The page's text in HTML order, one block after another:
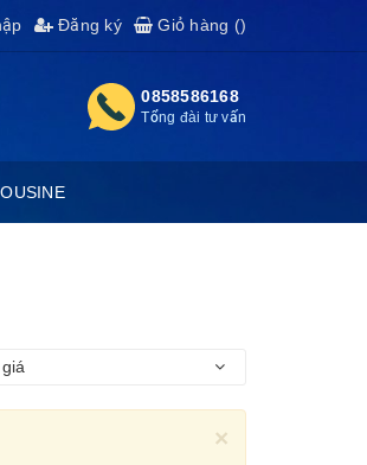
Giỏ hàng ()
Đăng ký
0858586168
Tổng đài tư vấn
×